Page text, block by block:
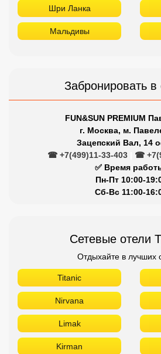
Шри Ланка
Мальдивы
Забронировать
FUN&SUN PREMIUM
г. Москва, м.
Зацепский Вал, 14
☎ +7(499)11-33-403
☎
✅ Время
Пн-Пт 10:00-
Сб-Вс 11:00-
Сетевые отели
Отдыхайте в лучших
Titanic
Nirvana
Limak
Kirman